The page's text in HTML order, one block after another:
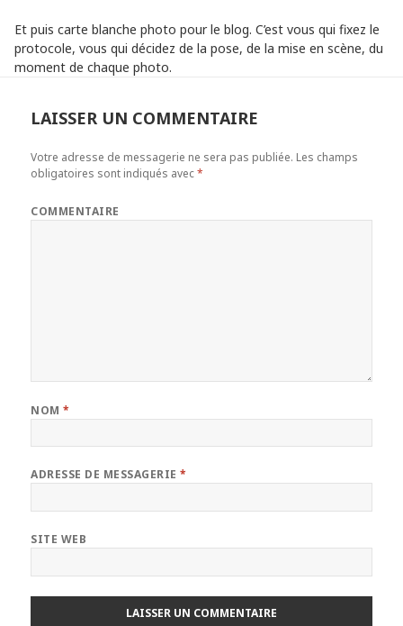
Et puis carte blanche photo pour le blog. C’est vous qui fixez le
protocole, vous qui décidez de la pose, de la mise en scène, du
moment de chaque photo.
LAISSER UN COMMENTAIRE
Votre adresse de messagerie ne sera pas publiée. Les champs
obligatoires sont indiqués avec*
COMMENTAIRE
NOM*
ADRESSE DE MESSAGERIE*
SITE WEB